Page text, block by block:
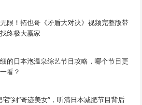
限！拓也哥《矛盾大对决》视频完整版带
终极大赢家
的日本泡温泉综艺节目攻略，哪个节目更
看？
宅”到“奇迹美女”，听清日本减肥节目背后